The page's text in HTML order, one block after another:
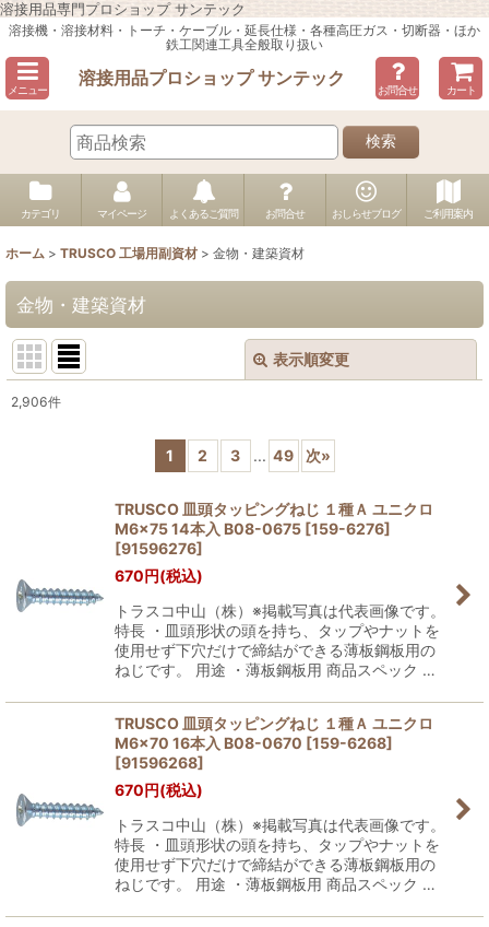
溶接用品専門プロショップ サンテック
溶接機・溶接材料・トーチ・ケーブル・延長仕様・各種高圧ガス・切断器・ほか
鉄工関連工具全般取り扱い
メニュー
溶接用品プロショップ サンテック
お問合せ カート
検索
カテゴリ マイページ よくあるご質問 お問合せ おしらせブログ ご利用案内
ホーム > TRUSCO 工場用副資材 > 金物・建築資材
金物・建築資材
表示順変更
絞り込む
2,906件
1 2 3 ... 49 次»
TRUSCO 皿頭タッピングねじ １種Ａ ユニクロ
M6×75 14本入 B08-0675 [159-6276]
[91596276]
670円(税込)
トラスコ中山（株）※掲載写真は代表画像です。
特長 ・皿頭形状の頭を持ち、タップやナットを
使用せず下穴だけで締結ができる薄板鋼板用の
ねじです。 用途 ・薄板鋼板用 商品スペック …
TRUSCO 皿頭タッピングねじ １種Ａ ユニクロ
M6×70 16本入 B08-0670 [159-6268]
[91596268]
670円(税込)
トラスコ中山（株）※掲載写真は代表画像です。
特長 ・皿頭形状の頭を持ち、タップやナットを
使用せず下穴だけで締結ができる薄板鋼板用の
ねじです。 用途 ・薄板鋼板用 商品スペック …